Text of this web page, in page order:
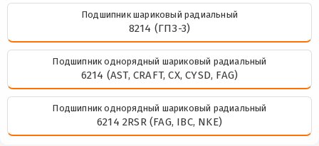
Подшипник шариковый радиальный
8214 (ГПЗ-3)
Подшипник однорядный шариковый радиальный
6214 (AST, CRAFT, CX, CYSD, FAG)
Подшипник однорядный шариковый радиальный
6214 2RSR (FAG, IBC, NKE)